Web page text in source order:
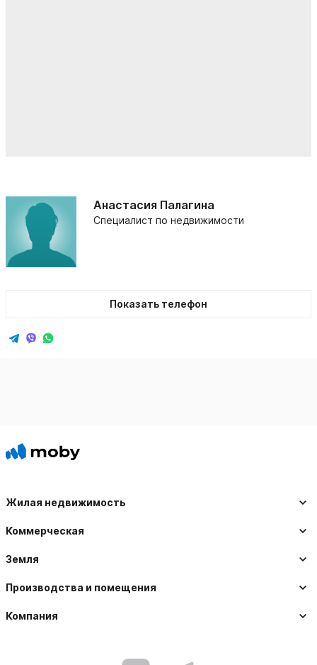
Анастасия Палагина
Специалист по недвижимости
Показать телефон
Жилая недвижимость
Коммерческая
Земля
Производства и помещения
Компания